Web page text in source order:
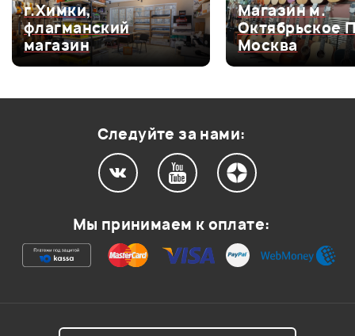
Мой отзыв о товаре
Ваша оценка:
Впечатления о товаре:
г.Химки,
флагманский
магазин
Магазин м.
Октябрьское
Москва
Следуйте за нами:
Мы принимаем к оплате: